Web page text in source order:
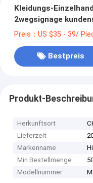
Kleidungs-
2wegsignage
Preis：US $35 - 39/
Bestpreis
Produkt-
Herkunftsort
Lieferzeit
Markenname
Min Bestellmenge
Modellnummer